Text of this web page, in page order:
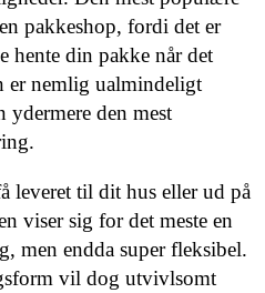
pakkeshop, fordi det er
hente din pakke når det
er nemlig ualmindeligt
ydermere den mest
leveret til dit hus eller ud på
viser sig for det meste en
men endda super fleksibel.
vil dog utvivlsomt